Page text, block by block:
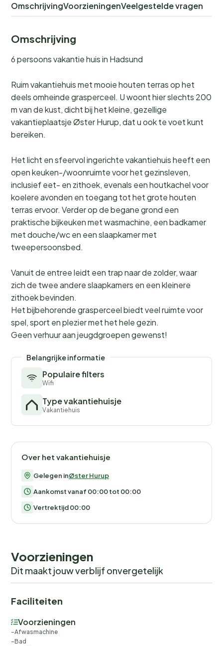
OmschrijvingVoorzieningenVeelgestelde vragen
Omschrijving
6 persoons vakantie huis in Hadsund
Ruim vakantiehuis met mooie houten terras op het
deels omheinde grasperceel. U woont hier slechts 200
m van de kust, dicht bij het kleine, gezellige
vakantieplaatsje Øster Hurup, dat u ook te voet kunt
bereiken.
Het licht en sfeervol ingerichte vakantiehuis heeft een
open keuken-/woonruimte voor het gezinsleven,
inclusief eet- en zithoek, evenals een houtkachel voor
koelere avonden en toegang tot het grote houten
terras ervoor. Verder op de begane grond een
praktische bijkeuken met wasmachine, een badkamer
met douche/wc en een slaapkamer met
tweepersoonsbed.
Vanuit de entree leidt een trap naar de zolder, waar
zich de twee andere slaapkamers en een kleinere
zithoek bevinden.
Het bijbehorende grasperceel biedt veel ruimte voor
spel, sport en plezier met het hele gezin.
Geen verhuur aan jeugdgroepen gewenst!
Belangrijke informatie
Populaire filters
Wifi
Type vakantiehuisje
Vakantiehuis
Over het vakantiehuisje
Gelegen inØster Hurup
Aankomst vanaf 00:00 tot 00:00
Vertrektijd 00:00
Voorzieningen
Dit maakt jouw verblijf onvergetelijk
Faciliteiten
Voorzieningen
Afwasmachine
Bad